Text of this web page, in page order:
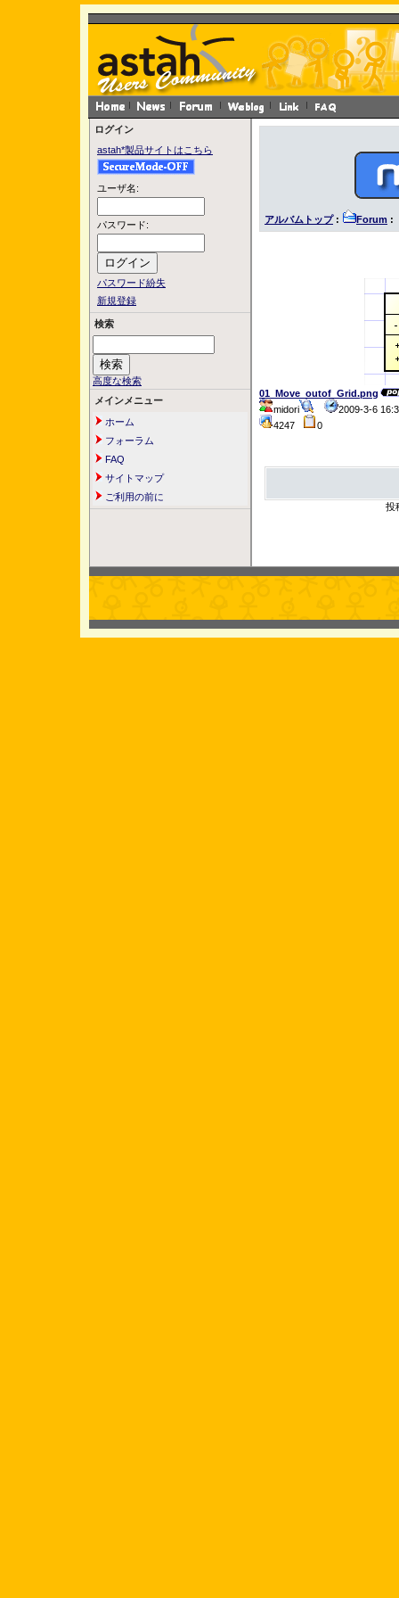
ログイン
astah*製品サイトはこちら
ユーザ名:
パスワード:
パスワード紛失
新規登録
検索
高度な検索
メインメニュー
ホーム
フォーラム
FAQ
サイトマップ
ご利用の前に
アルバムトップ: Forum :
01_Move_outof_Grid.png
midori
2009-3-6
4247
0
投